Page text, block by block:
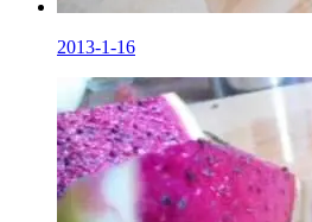
2013-1-16